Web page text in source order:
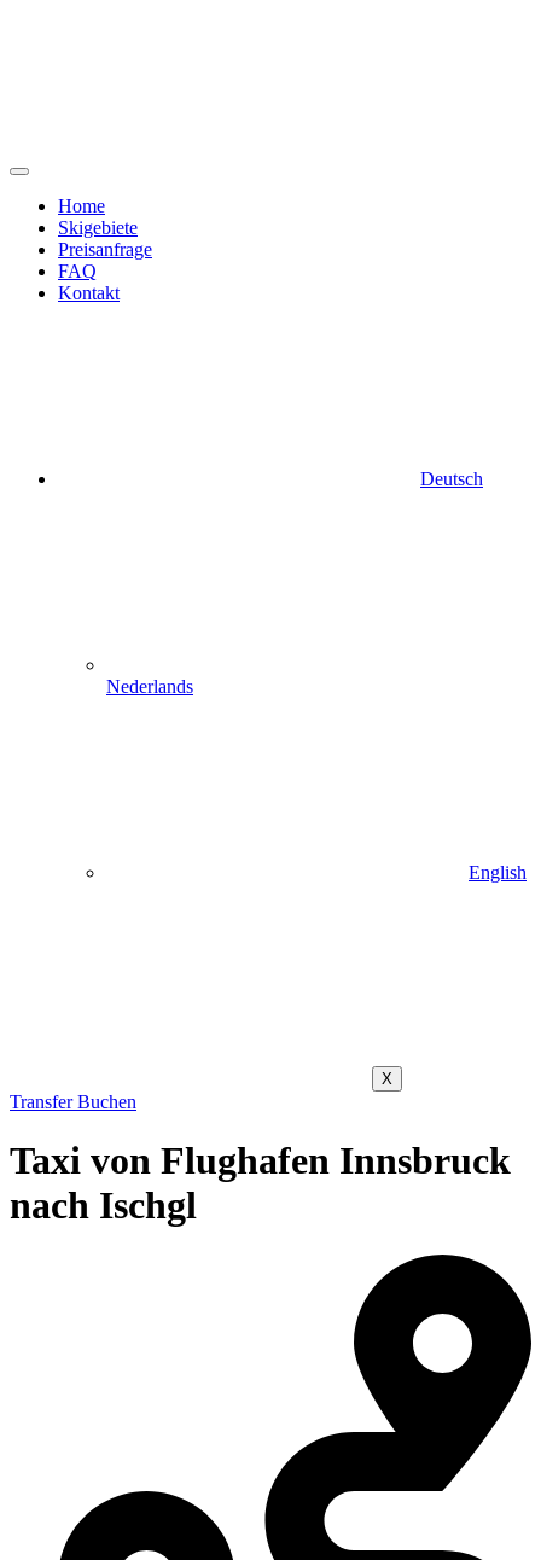
Home
Skigebiete
Preisanfrage
FAQ
Kontakt
Deutsch
Nederlands
English
X
Transfer Buchen
Taxi von Flughafen Innsbruck
nach Ischgl